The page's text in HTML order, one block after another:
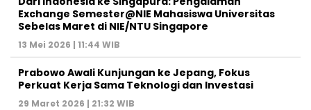
Exchange Semester@NIE Mahasiswa Universitas
Sebelas Maret di NIE/NTU Singapore
13 Mei 2026 | 11:44 WIB
Prabowo Awali Kunjungan ke Jepang, Fokus
Perkuat Kerja Sama Teknologi dan Investasi
29 Maret 2026 | 21:32 WIB